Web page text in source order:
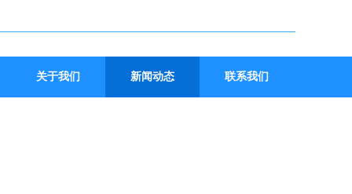
关于我们 新闻动态 联系我们